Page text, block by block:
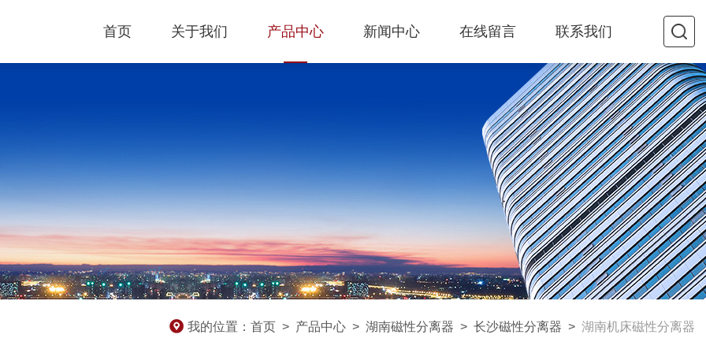
首页 关于我们 产品中心 新闻中心 在线留言 联系我们
我的位置： 首页 > 产品中心 > 湖南磁性分离器 > 长沙磁性分离器 > 湖南机床磁性分离器